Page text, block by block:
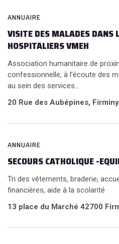
ANNUAIRE
VISITE DES MALADES DANS
HOSPITALIERS VMEH
Association humanitaire de
confessionnelle, à l’écoute des
au sein des services...
20 Rue des Aubépines,
ANNUAIRE
SECOURS CATHOLIQUE -
Tri des vêtements, braderie,
financières, aide à la scolarité
13 place du Marché 42700